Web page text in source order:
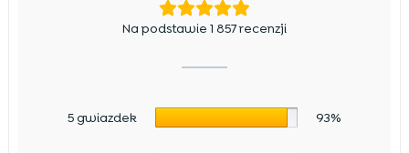
Na podstawie 1 857 recenzji
5 gwiazdek 93%